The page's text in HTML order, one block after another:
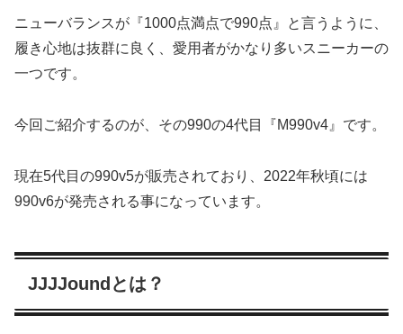
ニューバランスが『1000点満点で990点』と言うように、
履き心地は抜群に良く、愛用者がかなり多いスニーカーの
一つです。
今回ご紹介するのが、その990の4代目『M990v4』です。
現在5代目の990v5が販売されており、2022年秋頃には
990v6が発売される事になっています。
JJJJoundとは？